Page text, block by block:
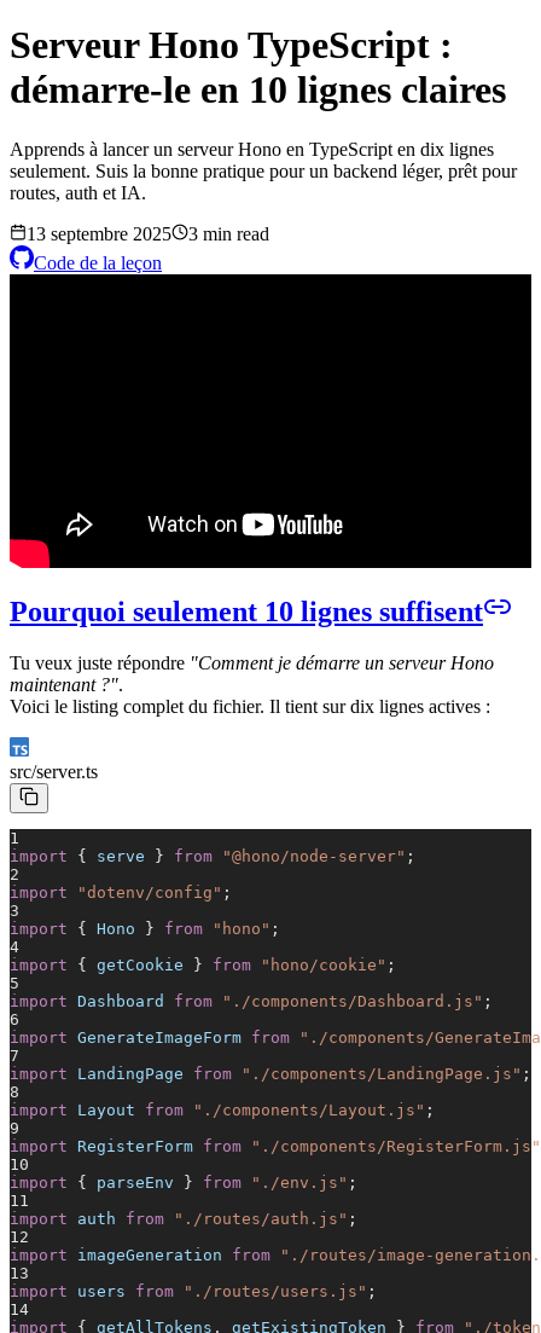
Serveur Hono TypeScript :
démarre-le en 10 lignes claires
Apprends à lancer un serveur Hono en TypeScript en dix lignes
seulement. Suis la bonne pratique pour un backend léger, prêt pour
routes, auth et IA.
13 septembre 2025
3 min read
Code de la leçon
Pourquoi seulement 10 lignes suffisent
Tu veux juste répondre "Comment je démarre un serveur Hono
maintenant ?".
Voici le listing complet du fichier. Il tient sur dix lignes actives :
src/server.ts
1
import
{ serve } from "@hono/node-server" ;
2
import
"dotenv/config" ;
3
import
{ Hono } from "hono" ;
4
import
{ getCookie } from "hono/cookie" ;
5
import Dashboard from "./components/Dashboard.js" ;
6
import GenerateImageForm from
"./components/
7
import
LandingPage from "./components/LandingPage.js" ;
8
import
Layout from "./components/Layout.js" ;
9
import
RegisterForm from
"./components/RegisterForm.js"
10
import
{ parseEnv } from "./env.js" ;
11
import
auth from "./routes/auth.js" ;
12
import
imageGeneration from
"./routes/image-
13
import
users from "./routes/users.js" ;
14
import
{ getAllTokens , getExistingToken } from "./